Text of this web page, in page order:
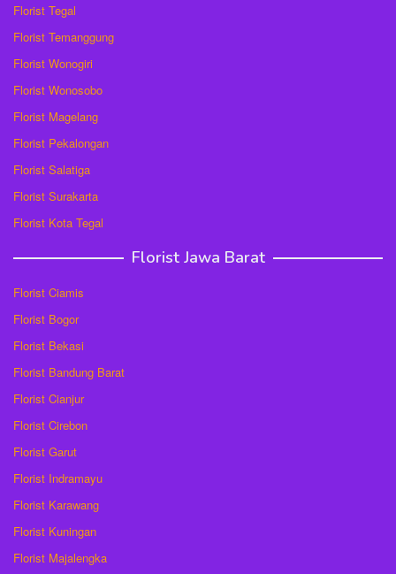
Florist Tegal
Florist Temanggung
Florist Wonogiri
Florist Wonosobo
Florist Magelang
Florist Pekalongan
Florist Salatiga
Florist Surakarta
Florist Kota Tegal
Florist Jawa Barat
Florist Ciamis
Florist Bogor
Florist Bekasi
Florist Bandung Barat
Florist Cianjur
Florist Cirebon
Florist Garut
Florist Indramayu
Florist Karawang
Florist Kuningan
Florist Majalengka